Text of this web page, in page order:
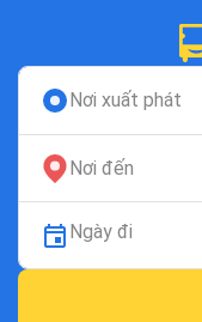
Nơi xuất phát
Nơi đến
Ngày đi